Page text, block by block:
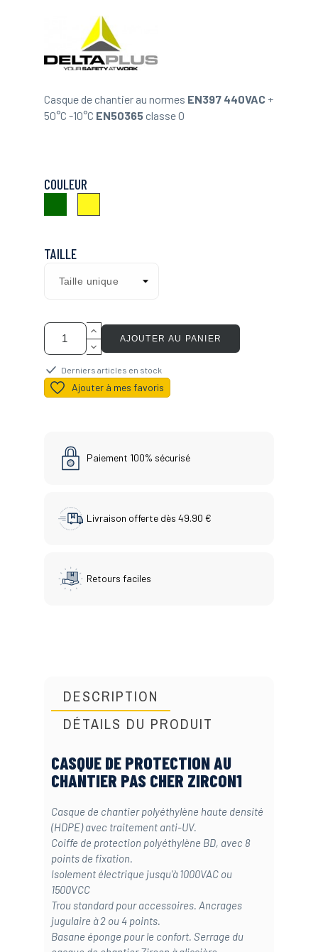
Casque de chantier au normes EN397 440VAC+
50°C -10°C EN50365classe 0
COULEUR
TAILLE
AJOUTER AU PANIER
Derniers articles en stock
Ajouter à mes favoris
Paiement 100% sécurisé
Livraison offerte dès 49.90 €
Retours faciles
DESCRIPTION
DÉTAILS DU PRODUIT
CASQUE DE PROTECTION AU
CHANTIER PAS CHER ZIRCON1
Casque de chantier polyéthylène haute densité
(HDPE) avec traitement anti-UV.
Coiffe de protection polyéthylène BD, avec 8
points de fixation.
Isolement électrique jusqu'à 1000VAC ou
1500VCC
Trou standard pour accessoires. Ancrages
jugulaire à 2 ou 4 points.
Basane éponge pour le confort. Serrage du